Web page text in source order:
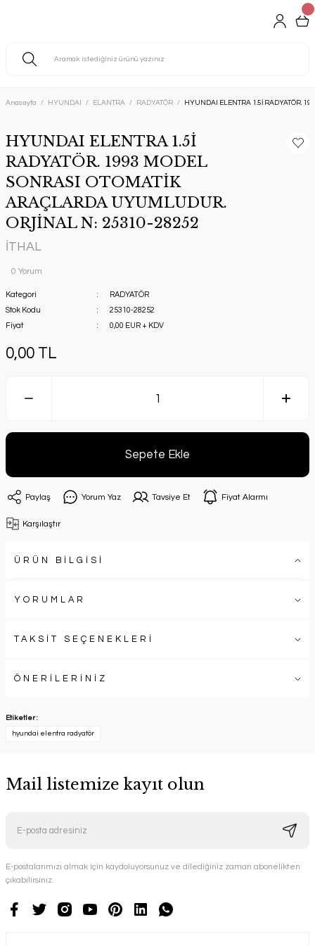
Anasayfa HYUNDAI ELANTRA RADYATÖR HYUNDAI ELENTRA 1.5İ RADYATÖR.
HYUNDAI ELENTRA 1.5İ
RADYATÖR. 1993 MODEL
SONRASI OTOMATİK
ARAÇLARDA UYUMLUDUR.
ORJİNAL N: 25310-28252
İTHAL
0 Yorum
Kategori
RADYATÖR
Stok Kodu
25310-28252
Fiyat
0,00 EUR + KDV
0,00 TL
Sepete Ekle
Paylaş Yorum Yaz Tavsiye Et Fiyat Alarmı
Karşılaştır
ÜRÜN BİLGİSİ
YORUMLAR
TAKSİT SEÇENEKLERİ
ÖNERİLERİNİZ
Etiketler :
hyundai elentra radyatör
Mail listemize kayıt olun
E-postalarımızı almak için kaydoluyorsunuz ve dilediğiniz zaman abonelikten
çıkabilirsiniz.